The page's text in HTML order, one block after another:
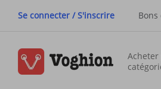
Se connecter / S'inscrire